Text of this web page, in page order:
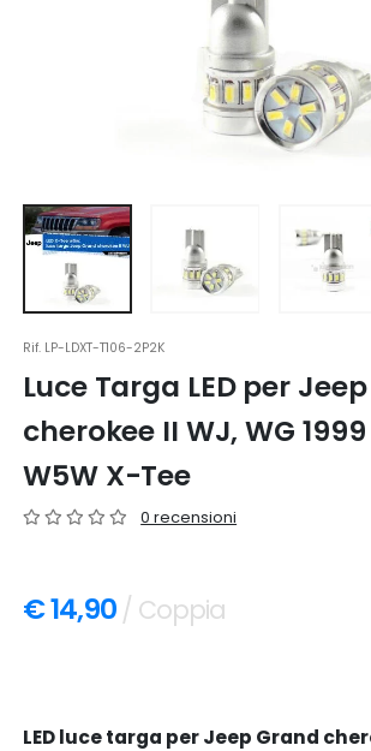
Rif. LP-LDXT-T106-2P2K
Luce Targa LED per
cherokee II WJ, WG
W5W X-Tee
0 recensioni
€ 14,90 / Coppia
LED luce targa per Jeep Grand